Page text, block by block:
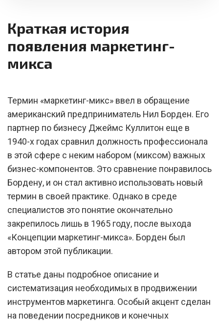
Краткая история
появления маркетинг-
микса
Термин «маркетинг-микс» ввел в обращение
американский предприниматель Нил Борден. Его
партнер по бизнесу Джеймс Куллитон еще в
1940-х годах сравнил должность профессионала
в этой сфере с неким набором (миксом) важных
бизнес-компонентов. Это сравнение понравилось
Бордену, и он стал активно использовать новый
термин в своей практике. Однако в среде
специалистов это понятие окончательно
закрепилось лишь в 1965 году, после выхода
«Концепции маркетинг-микса». Борден был
автором этой публикации.
В статье даны подробное описание и
систематизация необходимых в продвижении
инструментов маркетинга. Особый акцент сделан
на поведении посредников и конечных